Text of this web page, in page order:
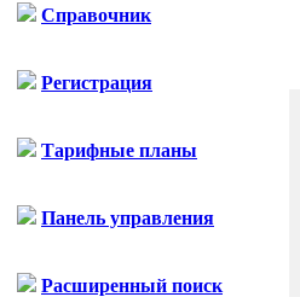
Справочник
Регистрация
Тарифные планы
Панель управления
Расширенный поиск